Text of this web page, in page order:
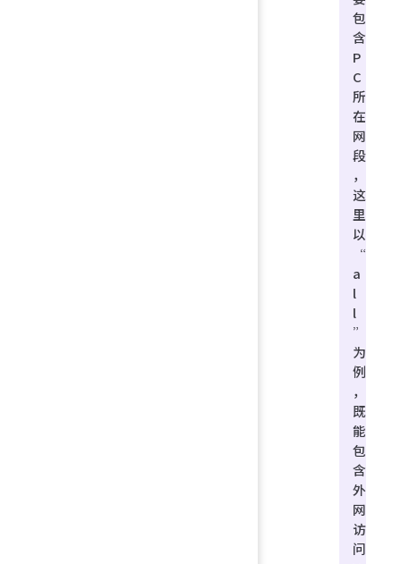
包
含
P
C
所
在
网
段
，
这
里
以
“
a
l
l
”
为
例
，
既
能
包
含
外
网
访
问